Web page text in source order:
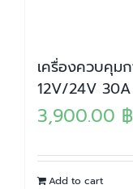
เครื่องควบคุม
12V/24V
3,900.00 ฿
Add to cart